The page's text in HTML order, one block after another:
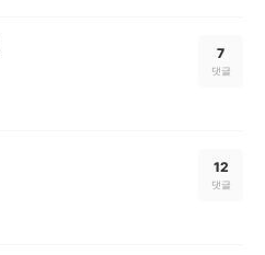
7
댓글
12
댓글